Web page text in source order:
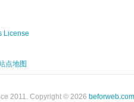
点地图
2011. Copyright © 2026 beforweb.com